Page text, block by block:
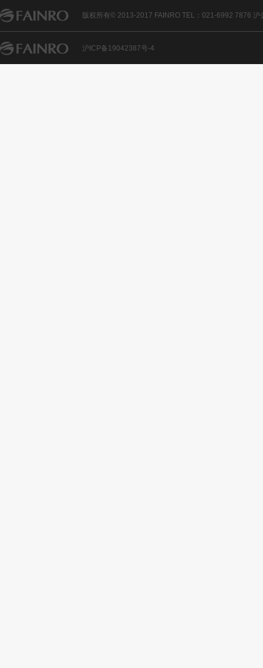
版权所有© 2013-2017 FAINRO TEL：021-6992 7876
沪ICP备19042387号-4